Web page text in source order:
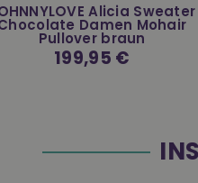
Alicia Sweater
Damen Mohair
Pullover braun
Normaler
Preis
199,95 €